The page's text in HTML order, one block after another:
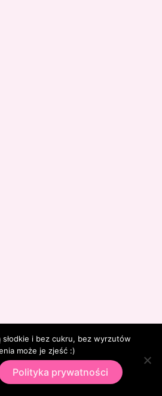
słodkie i bez cukru, bez wyrzutów
może je zjeść :)
Polityka prywatności